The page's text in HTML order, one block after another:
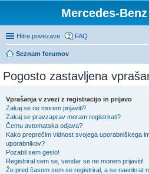
Mercedes-
Hitre povezave FAQ
Seznam forumov
Pogosto zastavljena
Vprašanja v zvezi z registracijo in prijavo
Zakaj se ne morem prijaviti?
Zakaj se pravzaprav moram registrirati?
Čemu avtomatska odjava?
Kako preprečim vidnost svojega uporabniškega
uporabnikov?
Pozabil sem geslo!
Registriral sem se, vendar se ne morem prijaviti!
Že pred časom sem se registriral, a se naenkrat